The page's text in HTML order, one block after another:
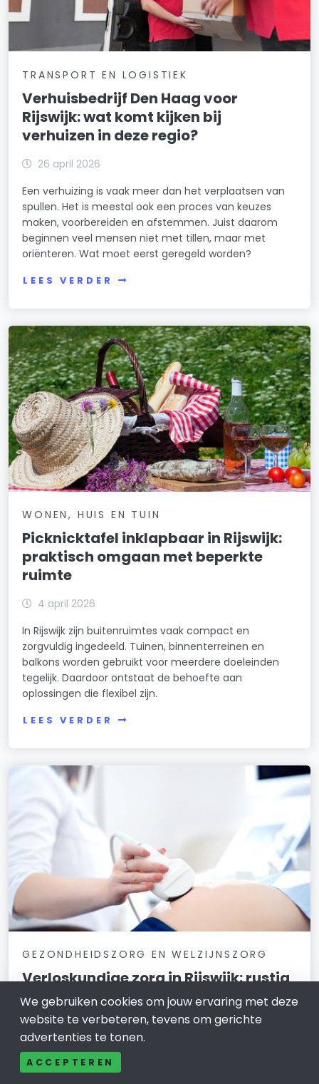
TRANSPORT EN LOGISTIEK
Verhuisbedrijf Den Haag voor
Rijswijk: wat komt kijken bij
verhuizen in deze regio?
26 april 2026
Een verhuizing is vaak meer dan het verplaatsen van
spullen. Het is meestal ook een proces van keuzes
maken, voorbereiden en afstemmen. Juist daarom
beginnen veel mensen niet met tillen, maar met
oriënteren. Wat moet eerst geregeld worden?
LEES VERDER
WONEN, HUIS EN TUIN
Picknicktafel inklapbaar in Rijswijk:
praktisch omgaan met beperkte
ruimte
4 april 2026
In Rijswijk zijn buitenruimtes vaak compact en
zorgvuldig ingedeeld. Tuinen, binnenterreinen en
balkons worden gebruikt voor meerdere doeleinden
tegelijk. Daardoor ontstaat de behoefte aan
oplossingen die flexibel zijn.
LEES VERDER
GEZONDHEIDSZORG EN WELZIJNSZORG
Verloskundige zorg in Rijswijk: rustig
oriënteren bij een
verloskundigenpraktijk
18 februari 2026
Zwanger zijn of nadenken over een kinderwens kan
We gebruiken cookies om jouw ervaring met deze
website te verbeteren, tevens om gerichte
advertenties te tonen.
ACCEPTEREN